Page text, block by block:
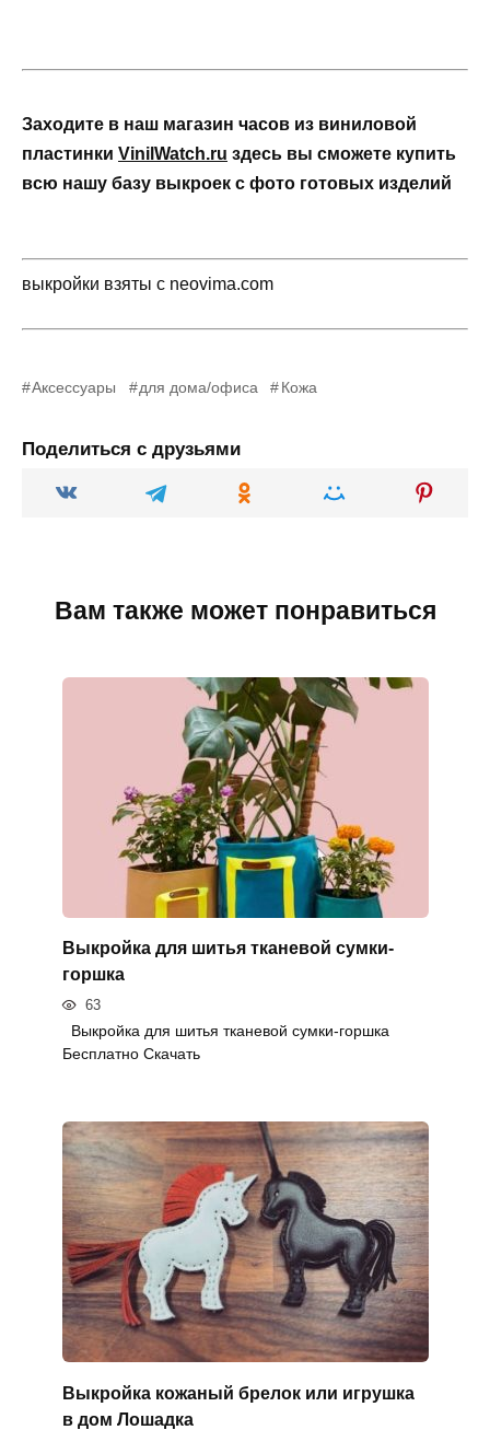
Заходите в наш магазин часов из виниловой
пластинки VinilWatch.ru здесь вы сможете купить
всю нашу базу выкроек с фото готовых изделий
выкройки взяты с neovima.com
Аксессуары для дома/офиса Кожа
Поделиться с друзьями
Вам также может понравиться
Выкройка для шитья тканевой сумки-
горшка
63
Выкройка для шитья тканевой сумки-горшка
Бесплатно Скачать
Выкройка кожаный брелок или игрушка
в дом Лошадка